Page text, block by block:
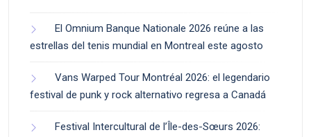
El Omnium Banque Nationale 2026 reúne a las
estrellas del tenis mundial en Montreal este agosto
Vans Warped Tour Montréal 2026: el legendario
festival de punk y rock alternativo regresa a Canadá
Festival Intercultural de l’Île-des-Sœurs 2026: